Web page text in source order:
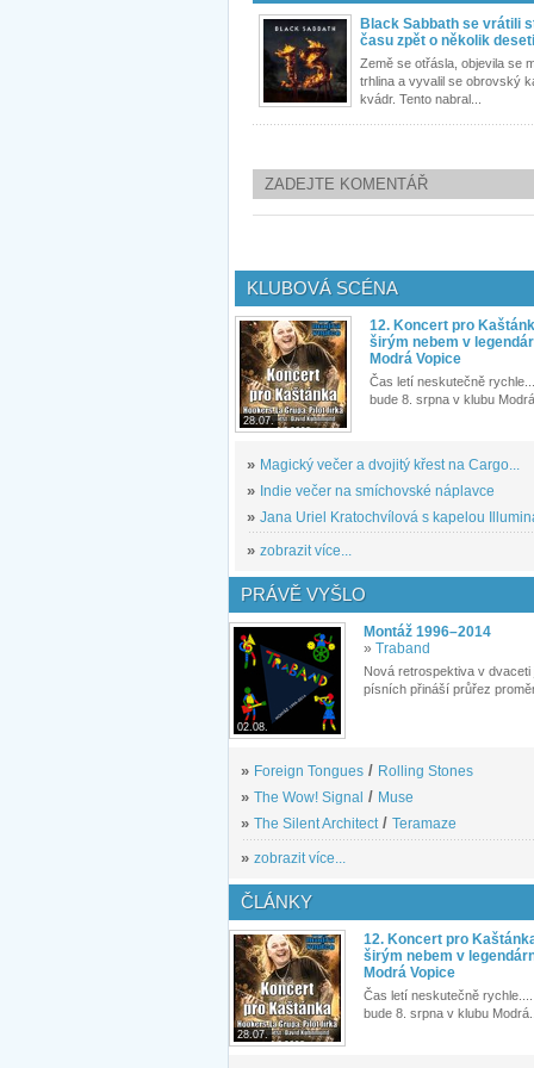
Black Sabbath se vrátili
času zpět o několik
Země se otřásla, objevila se
trhlina a vyvalil se obrovský
kvádr. Tento nabral...
ZADEJTE KOMENTÁŘ
KLUBOVÁ SCÉNA
28.07.
12. Koncert pro
širým nebem v
Modrá Vopice
Čas letí neskutečně
bude 8. srpna v klubu
» Magický večer a dvojitý křest na Cargo...
» Indie večer na smíchovské náplavce
» Jana Uriel Kratochvílová s kapelou
» zobrazit více...
PRÁVĚ VYŠLO
02.08.
Montáž 1996–2014
» Traband
Nová retrospektiva v dvaceti
písních přináší průřez
» Foreign Tongues / Rolling Stones
» The Wow! Signal / Muse
» The Silent Architect/ Teramaze
» zobrazit více...
ČLÁNKY
28.07.
12. Koncert pro
širým nebem v
Modrá Vopice
Čas letí neskutečně
bude 8. srpna v klubu Modrá...